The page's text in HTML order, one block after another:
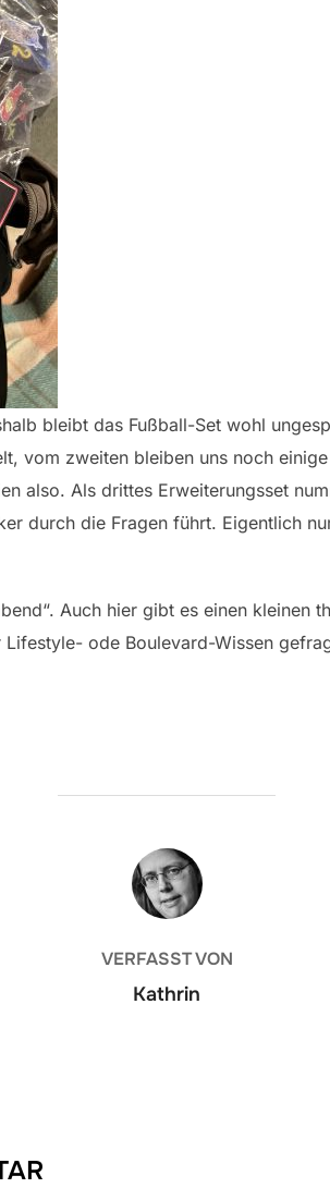
bleibt das Fußball-Set wohl
vom zweiten bleiben uns noch
also. Als drittes Erweiterungsset
durch die Fragen führt. Eigentlich
Auch hier gibt es einen kleinen
ode Boulevard-Wissen
BEITRAGSAUTOR
VERFASST VON
Kathrin